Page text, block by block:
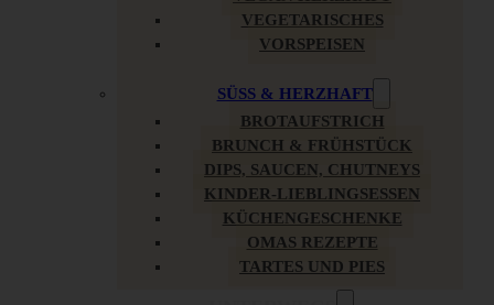
VEGETARISCHES
VORSPEISEN
SÜSS & HERZHAFT
BROTAUFSTRICH
BRUNCH & FRÜHSTÜCK
DIPS, SAUCEN, CHUTNEYS
KINDER-LIEBLINGSESSEN
KÜCHENGESCHENKE
OMAS REZEPTE
TARTES UND PIES